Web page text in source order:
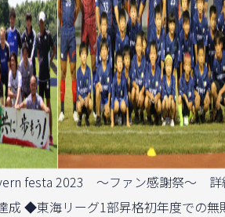
festa 2023 〜ファン感謝祭〜 詳
◆東海リーグ1部昇格初年度での